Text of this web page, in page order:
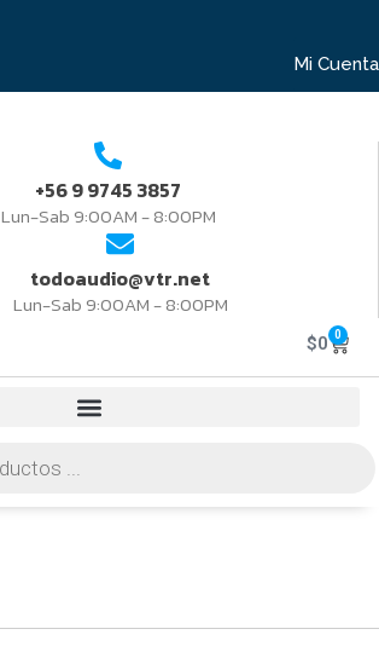
Mi Cuenta
+56 9 9745 3857
Lun-Sab 9:00AM - 8:00PM
todoaudio@vtr.net
Lun-Sab 9:00AM - 8:00PM
$0 0